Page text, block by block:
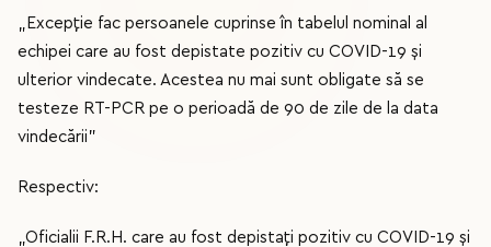
„Excepție fac persoanele cuprinse în tabelul nominal al
echipei care au fost depistate pozitiv cu COVID-19 și
ulterior vindecate. Acestea nu mai sunt obligate să se
testeze RT-PCR pe o perioadă de 90 de zile de la data
vindecării”
Respectiv:
„Oficialii F.R.H. care au fost depistați pozitiv cu COVID-19 și